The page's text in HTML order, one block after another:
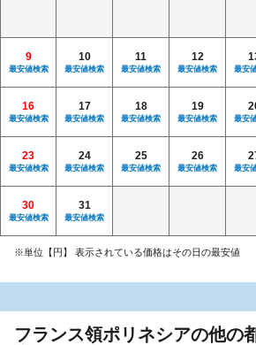
9
最安値検索
10
最安値検索
11
最安値検索
12
最安値検索 最安
16
最安値検索
17
最安値検索
18
最安値検索
19
最安値検索 最安
23
最安値検索
24
最安値検索
25
最安値検索
26
最安値検索 最安
30
最安値検索
31
最安値検索
※単位【円】 表示されている価格はその日の最安値
フランス領ポリネシアの他の